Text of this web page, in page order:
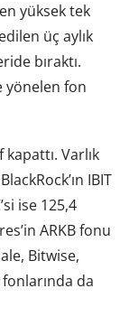
yüksek tek
üç aylık
bıraktı.
yönelen fon
Varlık
IBIT
ise 125,4
ARKB fonu
Bitwise,
da